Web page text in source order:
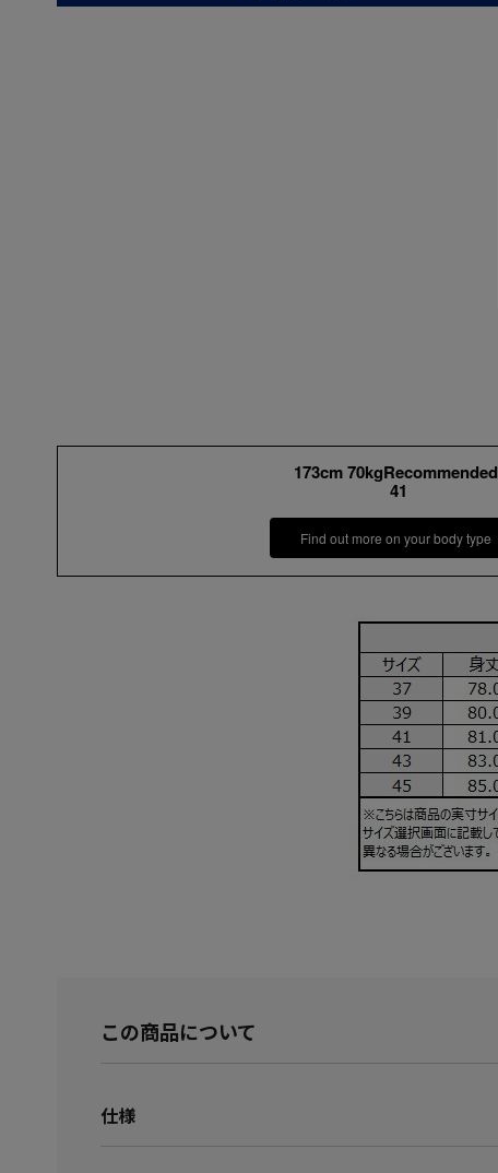
173cm 70kgRecommended
41
Find out more on your body type
この商品について
仕様